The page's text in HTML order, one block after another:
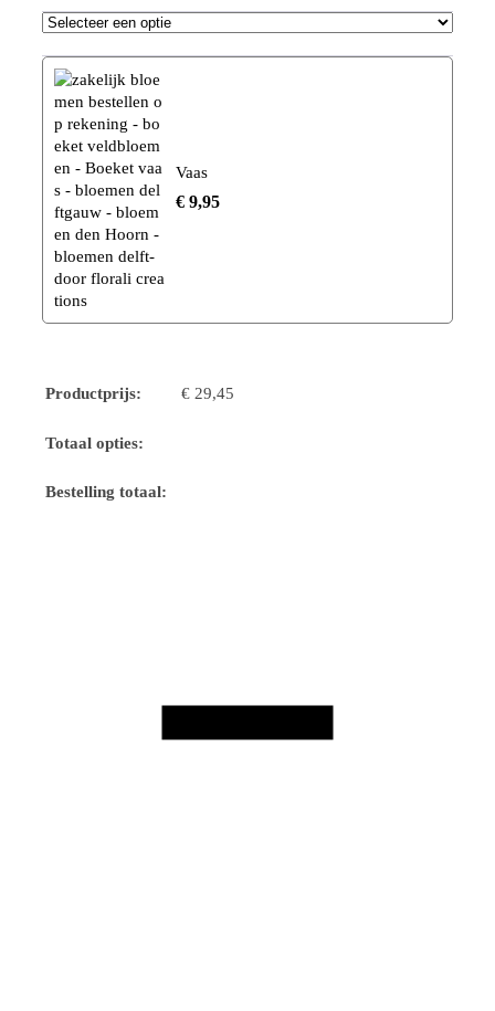
Vaas
€ 9,95
Productprijs: € 29,45
Totaal opties:
Bestelling totaal: